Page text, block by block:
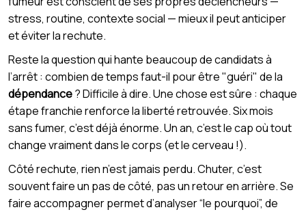
stress, routine, contexte social — mieux il peut anticiper
et éviter la rechute.
Reste la question qui hante beaucoup de candidats à
l’arrêt : combien de temps faut-il pour être "guéri" de la
dépendance? Difficile à dire. Une chose est sûre : chaque
étape franchie renforce la liberté retrouvée. Six mois
sans fumer, c’est déjà énorme. Un an, c’est le cap où tout
change vraiment dans le corps (et le cerveau !).
Côté rechute, rien n’est jamais perdu. Chuter, c’est
souvent faire un pas de côté, pas un retour en arrière. Se
faire accompagner permet d’analyser “le pourquoi”, de